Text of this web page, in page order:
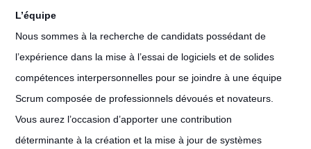
L’équipe
Nous sommes à la recherche de candidats possédant de
l’expérience dans la mise à l’essai de logiciels et de solides
compétences interpersonnelles pour se joindre à une équipe
Scrum composée de professionnels dévoués et novateurs.
Vous aurez l’occasion d’apporter une contribution
déterminante à la création et la mise à jour de systèmes